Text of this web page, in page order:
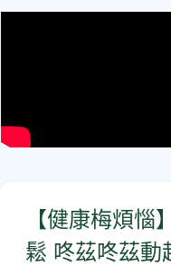
【健康梅煩惱
鬆 咚茲咚茲動